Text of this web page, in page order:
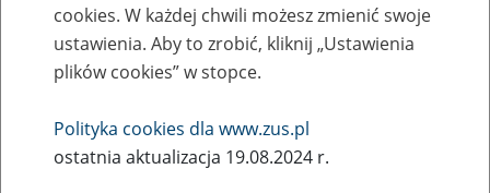
Zaproś ZUS do siebie - zakładanie profili
eZUS w siedzibie Twojej firmy
Rodzaj wydarzenia
Szkolenia
cookies. W każdej chwili możesz zmienić swoje
ustawienia. Aby to zrobić, kliknij „Ustawienia
plików cookies” w stopce.
Polityka cookies dla www.zus.pl
ostatnia aktualizacja 19.08.2024 r.